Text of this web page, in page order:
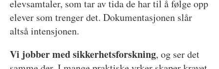
elevsamtaler, som tar av tida de har til å følge opp
elever som trenger det. Dokumentasjonen slår
altså intensjonen.
Vi jobber med sikkerhetsforskning, og ser det